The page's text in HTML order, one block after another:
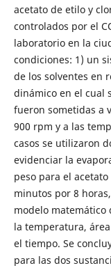
acetato de etilo y
controlados por el
laboratorio en la
condiciones: 1) un
de los solventes en
dinámico en el cual
fueron sometidas a
900 rpm y a las
casos se utilizaron
evidenciar la
peso para el
minutos por 8
modelo matemático
la temperatura,
el tiempo. Se
para las dos